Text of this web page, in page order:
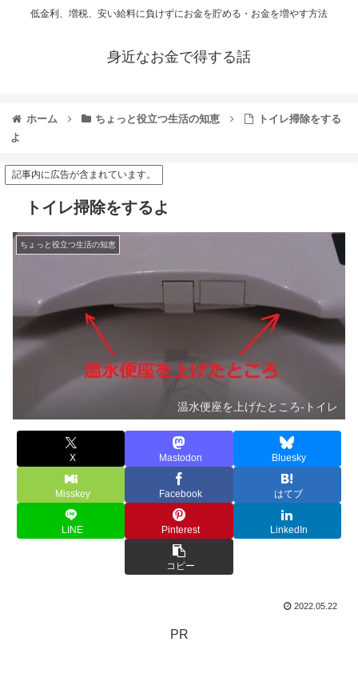
低金利、増税、安い給料に負けずにお金を貯める・お金を増やす方法
身近なお金で得する話
ホーム ちょっと役立つ生活の知恵
トイレ掃除をする
よ
記事内に広告が含まれています。
トイレ掃除をするよ
ちょっと役立つ生活の知恵
温水便座を上げたところ-トイレ
X Mastodon Bluesky
Misskey Facebook はてブ
LINE Pinterest LinkedIn
コピー
2022.05.22
PR